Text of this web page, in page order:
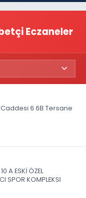
Eczaneler
6 6B Tersane
ESKİ ÖZEL
SPOR KOMPLEKSI